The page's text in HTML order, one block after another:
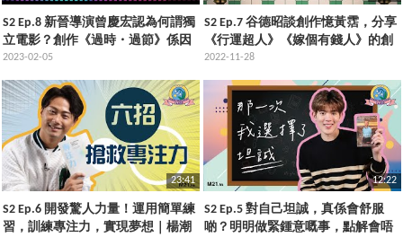
S2 Ep.8 新晉導演曾慶宏認為何謂獨
立電影？創作《過時・過節》係因
為華人家庭經常面對邊個局面？
2023-02-05
S2 Ep.7 谷德昭談創作憶黃霑，分享
《行運超人》《嫁個有錢人》的創
作契機｜閱讀《黃霑與港式流行》
2022-11-28
23:41
S2 Ep.6 開發驚人力量！運用簡單練
習，訓練專注力，實現夢想｜楊潮
12:22
S2 Ep.5 對自己坦誠，真係會舒服
啲？明明做緊鍾意嘅事，點解會唔